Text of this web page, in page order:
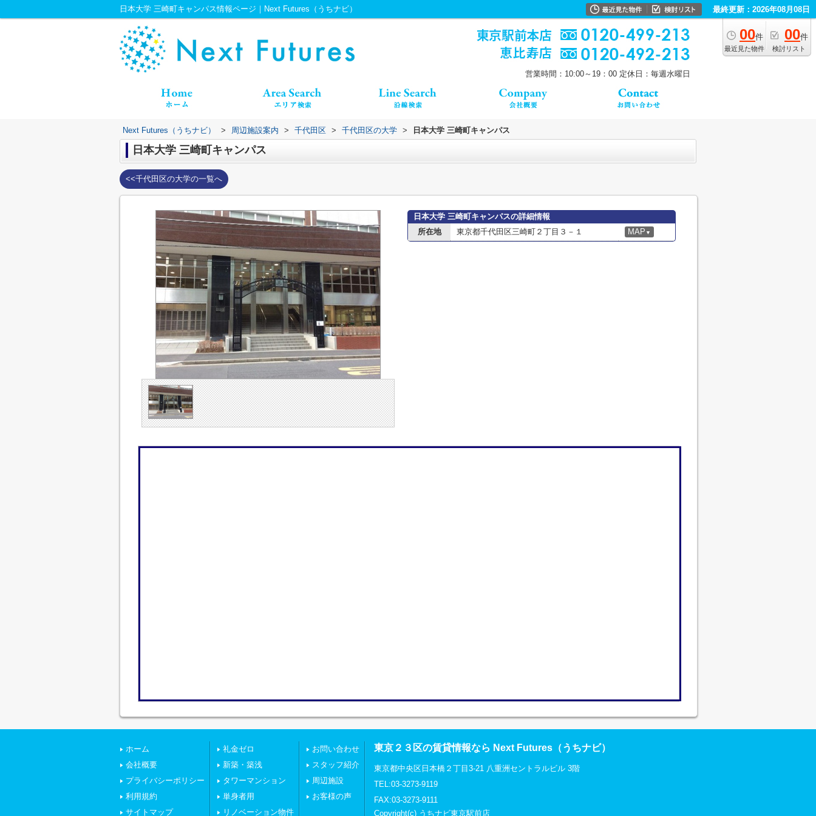
日本大学 三崎町キャンパス情報ページ｜Next Futures（うちナビ） 最終更新：2026年08月08日
00件
最近見た物件
00件
検討リスト
営業時間：10:00～19：00 定休日：毎週水曜日
Next Futures（うちナビ） > 周辺施設案内 > 千代田区 > 千代田区の大学 > 日本大学 三崎町キャンパス
日本大学 三崎町キャンパス
<<千代田区の大学の一覧へ
日本大学 三崎町キャンパスの詳細情報
所在地
東京都千代田区三崎町２丁目３－１ MAP ▼
ホーム
会社概要
プライバシーポリシー
利用規約
サイトマップ
礼金ゼロ
新築・築浅
タワーマンション
単身者用
リノベーション物件
お問い合わせ
スタッフ紹介
周辺施設
お客様の声
東京２３区の賃貸情報なら Next Futures（うちナビ）
東京都中央区日本橋２丁目3-21 八重洲セントラルビル 3階
TEL:03-3273-9119
FAX:03-3273-9111
Copyright(c) うちナビ東京駅前店